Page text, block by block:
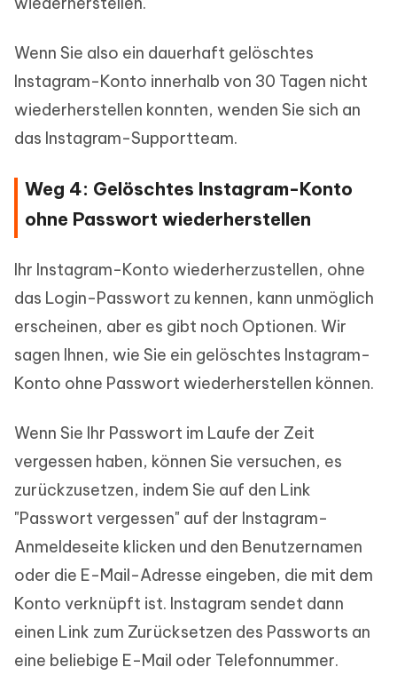
Wenn Sie also ein dauerhaft gelöschtes
Instagram-Konto innerhalb von 30 Tagen nicht
wiederherstellen konnten, wenden Sie sich an
das Instagram-Supportteam.
Weg 4: Gelöschtes Instagram-Konto
ohne Passwort wiederherstellen
Ihr Instagram-Konto wiederherzustellen, ohne
das Login-Passwort zu kennen, kann unmöglich
erscheinen, aber es gibt noch Optionen. Wir
sagen Ihnen, wie Sie ein gelöschtes Instagram-
Konto ohne Passwort wiederherstellen können.
Wenn Sie Ihr Passwort im Laufe der Zeit
vergessen haben, können Sie versuchen, es
zurückzusetzen, indem Sie auf den Link
"Passwort vergessen" auf der Instagram-
Anmeldeseite klicken und den Benutzernamen
oder die E-Mail-Adresse eingeben, die mit dem
Konto verknüpft ist. Instagram sendet dann
einen Link zum Zurücksetzen des Passworts an
eine beliebige E-Mail oder Telefonnummer.